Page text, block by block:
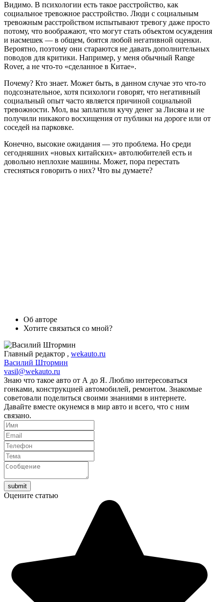
Видимо. В психологии есть такое расстройство, как
социальное тревожное расстройство. Люди с социальным
тревожным расстройством испытывают тревогу даже просто
потому, что воображают, что могут стать объектом осуждения
и насмешек — в общем, боятся любой негативной оценки.
Вероятно, поэтому они стараются не давать дополнительных
поводов для критики. Например, у меня обычный Range
Rover, а не что-то «сделанное в Китае».
Почему? Кто знает. Может быть, в данном случае это что-то
подсознательное, хотя психологи говорят, что негативный
социальный опыт часто является причиной социальной
тревожности. Мол, вы заплатили кучу денег за Лисяна и не
получили никакого восхищения от публики на дороге или от
соседей на парковке.
Конечно, высокие ожидания — это проблема. Но среди
сегодняшних «новых китайских» автолюбителей есть и
довольно неплохие машины. Может, пора перестать
стесняться говорить о них? Что вы думаете?
Об авторе
Хотите связаться со мной?
Главный редактор , wekauto.ru
Василий Штормин
vasil@wekauto.ru
Знаю что такое авто от А до Я. Люблю интересоваться
гонками, конструкцией автомобилей, ремонтом. Знакомые
советовали поделиться своими знаниями в интернете.
Давайте вместе окунемся в мир авто и всего, что с ним
связано.
Оцените статью